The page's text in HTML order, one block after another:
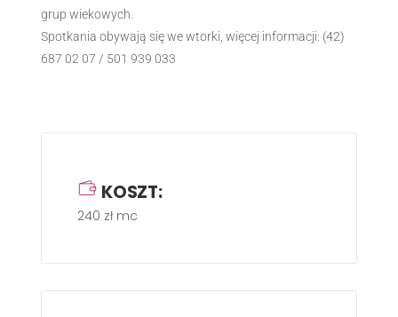
grup wiekowych.
Spotkania obywają się we wtorki, więcej informacji: (42)
687 02 07 / 501 939 033
KOSZT:
240 zł mc